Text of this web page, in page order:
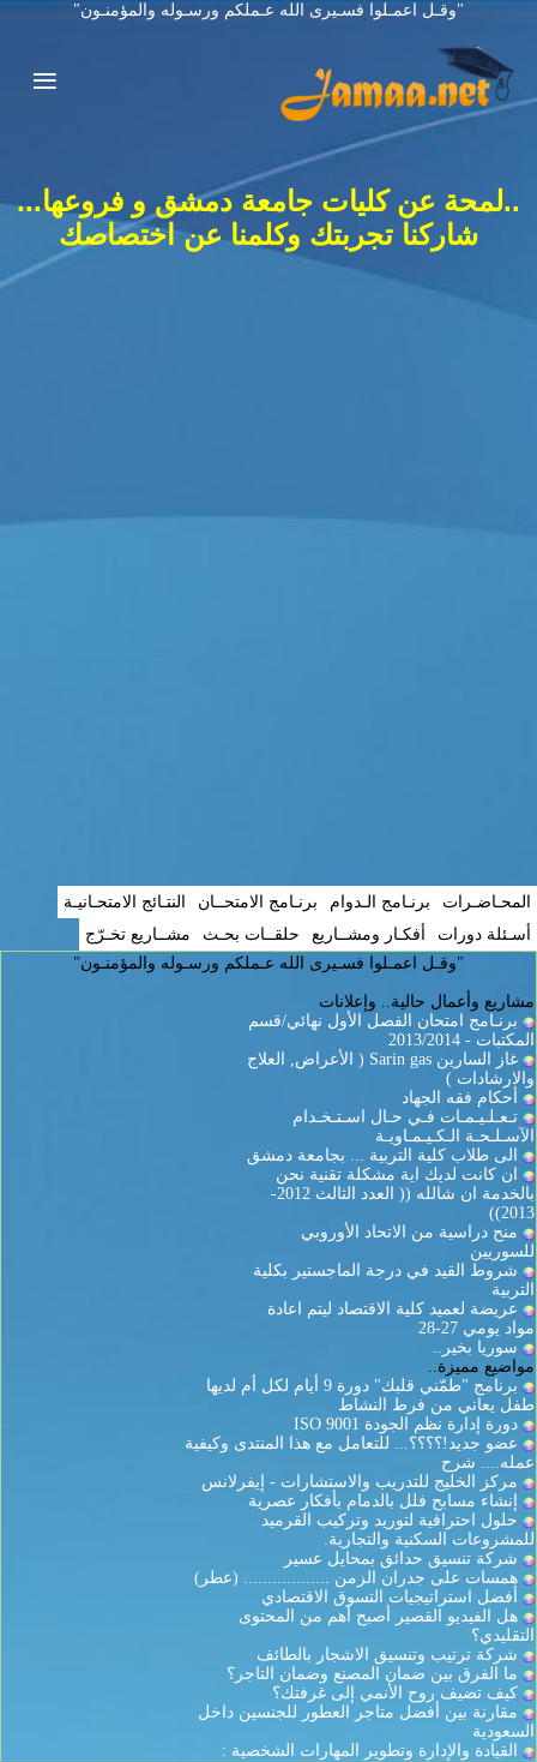
"وقـل اعمـلوا فسـيرى الله عـملكم ورسـوله والمؤمنـون"
..لمحة عن كليات جامعة دمشق و فروعها...
شاركنا تجربتك وكلمنا عن اختصاصك
المحـاضـرات برنـامج الـدوام برنـامج الامتحــان
النتـائج الامتحـانيـة
أسـئلة دورات
أفكـار ومشــاريع حلقــات بحـث
مشــاريع تخـرّج
"وقـل اعمـلوا فسـيرى الله عـملكم ورسـوله والمؤمنـون"
مشاريع وأعمال حالية.. وإعلانات
برنـامج امتحان الفصل الأول نهائي/قسم
المكتبات - 2013/2014
غاز السارين Sarin gas ( الأعراض, العلاج
والارشادات )
أحكام فقه الجهاد
تـعـلـيـمـات فـي حـال اسـتـخـدام
الآسـلـحـة الـكـيـمـاويـة
الى طلاب كلية التربية ... بجامعة دمشق
ان كانت لديك اية مشكلة تقنية نحن
بالخدمة ان شالله (( العدد الثالث 2012-
2013))
منح دراسية من الاتحاد الأوروبي
للسوريين
شروط القيد في درجة الماجستير بكلية
التربية
عريضة لعميد كلية الاقتصاد ليتم اعادة
مواد يومي 27-28
سوريا بخير..
مواضيع مميزة..
برنامج "طمّني قلبك" دورة 9 أيام لكل أم لديها
طفل يعاني من فرط النشاط
دورة إدارة نظم الجودة ISO 9001
عضو جديد!؟؟؟؟... للتعامل مع هذا المنتدى وكيفية
عمله.... شرح
مركز الخليج للتدريب والاستشارات - إيفرلانس
إنشاء مسابح فلل بالدمام بأفكار عصرية
حلول احترافية لتوريد وتركيب القرميد
للمشروعات السكنية والتجارية.
شركة تنسيق حدائق بمحايل عسير
همسات على جدران الزمن .................. (عطر)
أفضل استراتيجيات التسوق الاقتصادي
هل الفيديو القصير أصبح أهم من المحتوى
التقليدي؟
شركة ترتيب وتنسيق الاشجار بالطائف
ما الفرق بين ضمان المصنع وضمان التاجر؟
كيف تضيف روح الأنمي إلى غرفتك؟
مقارنة بين أفضل متاجر العطور للجنسين داخل
السعودية
القيادة والإدارة وتطوير المهارات الشخصية :